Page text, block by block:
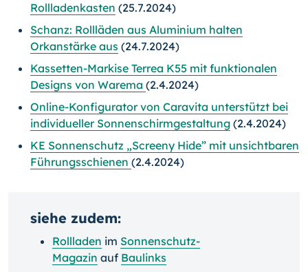
Rollladenkasten (25.7.2024)
Schanz: Rollläden aus Aluminium halten
Orkanstärke aus (24.7.2024)
Kassetten-Markise Terrea K55 mit funktionalen
Designs von Warema (2.4.2024)
Online-Konfigurator von Caravita unterstützt bei
individueller Sonnenschirmgestaltung (2.4.2024)
KE Sonnenschutz „Screeny Hide” mit unsichtbaren
Führungsschienen (2.4.2024)
siehe zudem:
Rollladen im Sonnenschutz-
Magazin auf Baulinks